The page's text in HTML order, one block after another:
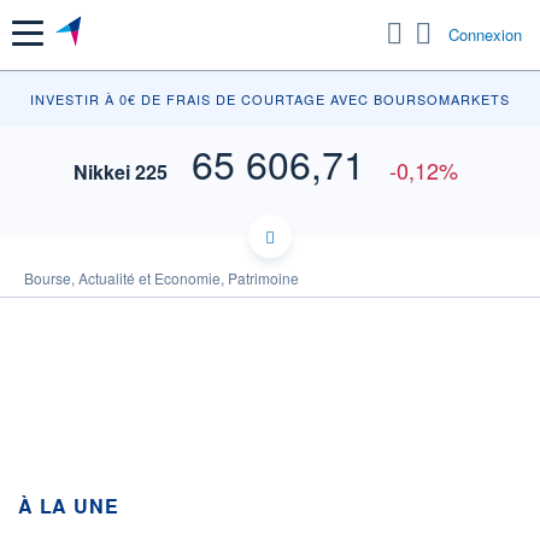
Menu Connexion
INVESTIR À 0€ DE FRAIS DE COURTAGE AVEC BOURSOMARKETS
Nikkei 225 65 606,71 -0,12%
Bourse, Actualité et Economie, Patrimoine
À LA UNE